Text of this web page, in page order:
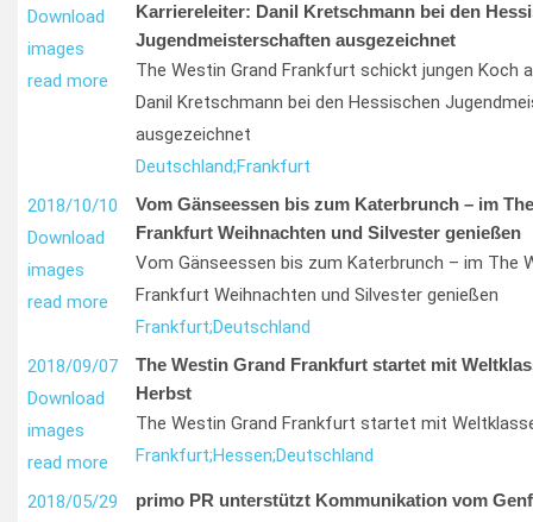
Download
images
read more
Karriereleiter: Danil Kretschmann bei den
Jugendmeisterschaften ausgezeichnet
The Westin Grand Frankfurt schickt jungen Koch
Danil Kretschmann bei den Hessischen
ausgezeichnet
Deutschland;Frankfurt
2018/10/10
Download
images
read more
Vom Gänseessen bis zum Katerbrunch – im
Frankfurt Weihnachten und Silvester genießen
Vom Gänseessen bis zum Katerbrunch – im The
Frankfurt Weihnachten und Silvester genießen
Frankfurt;Deutschland
2018/09/07
Download
images
read more
The Westin Grand Frankfurt startet mit
Herbst
The Westin Grand Frankfurt startet mit
Frankfurt;Hessen;Deutschland
2018/05/29
primo PR unterstützt Kommunikation vom